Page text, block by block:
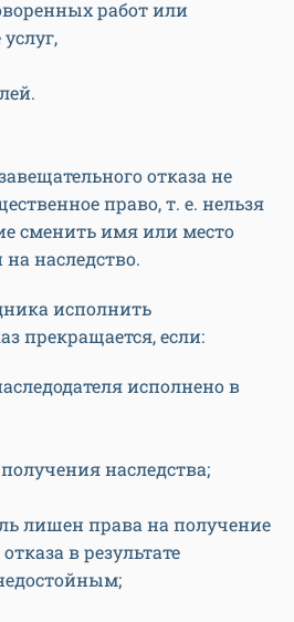
работ или
отказа не
право, т. е. нельзя
сменить имя или место
наследство.
исполнить
прекращается, если:
исполнено в
наследства;
лишен права на получение
в результате